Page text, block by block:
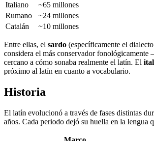
Italiano
~65 millones
Rumano
~24 millones
Catalán
~10 millones
Entre ellas, el sardo (específicamente el
considera el más conservador
cercano a cómo sonaba realmente el latín. El
próximo al latín en cuanto a vocabulario.
Historia
El latín evolucionó a través de fases distintas
años. Cada periodo dejó su huella en la lengua